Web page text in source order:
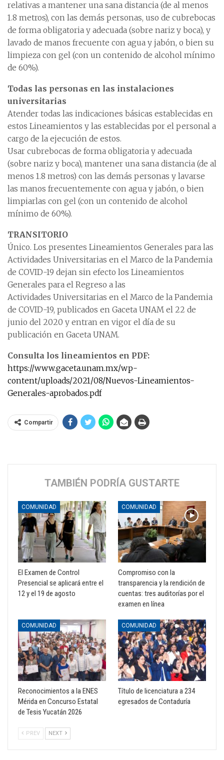
relativas a mantener una sana distancia (de al menos
1.8 metros), con las demás personas, uso de cubrebocas
de forma obligatoria y adecuada (sobre nariz y boca), y
lavado de manos frecuente con agua y jabón, o bien su
limpieza con gel (con un contenido de alcohol mínimo
de 60%).
Todas las personas en las instalaciones
universitarias
Atender todas las indicaciones básicas establecidas en
estos Lineamientos y las establecidas por el personal a
cargo de la ejecución de estos.
Usar cubrebocas de forma obligatoria y adecuada
(sobre nariz y boca), mantener una sana distancia (de al
menos 1.8 metros) con las demás personas y lavarse
las manos frecuentemente con agua y jabón, o bien
limpiarlas con gel (con un contenido de alcohol
mínimo de 60%).
TRANSITORIO
Único. Los presentes Lineamientos Generales para las
Actividades Universitarias en el Marco de la Pandemia
de COVID-19 dejan sin efecto los Lineamientos
Generales para el Regreso a las
Actividades Universitarias en el Marco de la Pandemia
de COVID-19, publicados en Gaceta UNAM el 22 de
junio del 2020 y entran en vigor el día de su
publicación en Gaceta UNAM.
Consulta los lineamientos en PDF:
https://www.gaceta.unam.mx/wp-
content/uploads/2021/08/Nuevos-Lineamientos-
Generales-aprobados.pdf
Compartir
TAMBIÉN PODRÍA GUSTARTE
COMUNIDAD
El Examen de Control
Presencial se aplicará entre el
12 y el 19 de agosto
COMUNIDAD
Compromiso con la
transparencia y la rendición de
cuentas: tres auditorías por el
examen en línea
COMUNIDAD
Reconocimientos a la ENES
Mérida en Concurso Estatal
de Tesis Yucatán 2026
COMUNIDAD
Título de licenciatura a 234
egresados de Contaduría
PREV NEXT